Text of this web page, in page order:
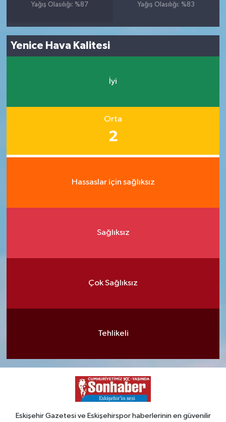
Yağış Olasılığı: %87 Yağış Olasılığı: %83
Yenice Hava Kalitesi
İyi
Orta
2
Hassaslar için sağlıksız
Sağlıksız
Çok Sağlıksız
Tehlikeli
Eskişehir Gazetesi ve Eskişehirspor haberlerinin en güvenilir